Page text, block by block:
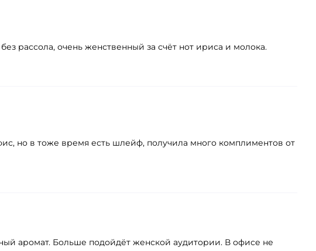
рассола, очень женственный за счёт нот ириса и молока.
но в тоже время есть шлейф, получила много комплиментов от
аромат. Больше подойдёт женской аудитории. В офисе не